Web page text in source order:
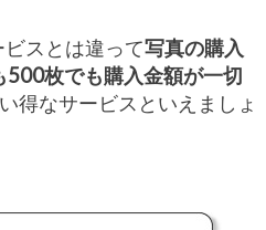
スとは違って写真の購入
枚でも購入金額が一切
得なサービスといえましょ